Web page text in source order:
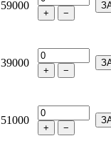
59000
+ −
39000
+ −
51000
+ −